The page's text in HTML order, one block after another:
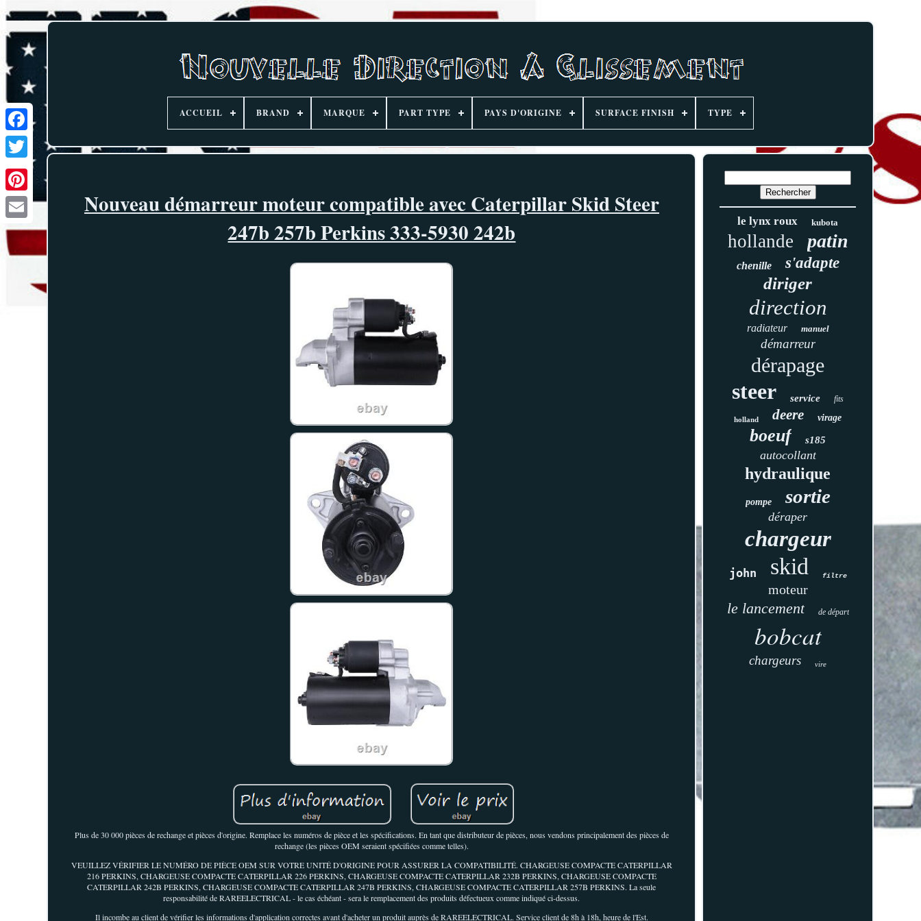
ACCUEIL BRAND MARQUE PART TYPE PAYS D'ORIGINE SURFACE FINISH TYPE
Nouveau démarreur moteur compatible avec Caterpillar Skid Steer
247b 257b Perkins 333-5930 242b
Plus de 30 000 pièces de rechange et pièces d'origine. Remplace les numéros de pièce et les spécifications. En tant que distributeur de pièces, nous vendons principalement des pièces de
rechange (les pièces OEM seraient spécifiées comme telles).
VEUILLEZ VÉRIFIER LE NUMÉRO DE PIÈCE OEM SUR VOTRE UNITÉ D'ORIGINE POUR ASSURER LA COMPATIBILITÉ. CHARGEUSE COMPACTE CATERPILLAR
216 PERKINS, CHARGEUSE COMPACTE CATERPILLAR 226 PERKINS, CHARGEUSE COMPACTE CATERPILLAR 232B PERKINS, CHARGEUSE COMPACTE
CATERPILLAR 242B PERKINS, CHARGEUSE COMPACTE CATERPILLAR 247B PERKINS, CHARGEUSE COMPACTE CATERPILLAR 257B PERKINS. La seule
responsabilité de RAREELECTRICAL - le cas échéant - sera le remplacement des produits défectueux comme indiqué ci-dessus.
Il incombe au client de vérifier les informations d'application correctes avant d'acheter un produit auprès de RAREELECTRICAL. Service client de 8h à 18h, heure de l'Est.
le lynx roux kubota
hollande patin
chenille s'adapte
diriger
direction
radiateur manuel
démarreur
dérapage
steer service fits
holland deere virage
boeuf s185
autocollant
hydraulique
pompe sortie
déraper
chargeur
john skid filtre
moteur
le lancement de départ
bobcat
chargeurs vire